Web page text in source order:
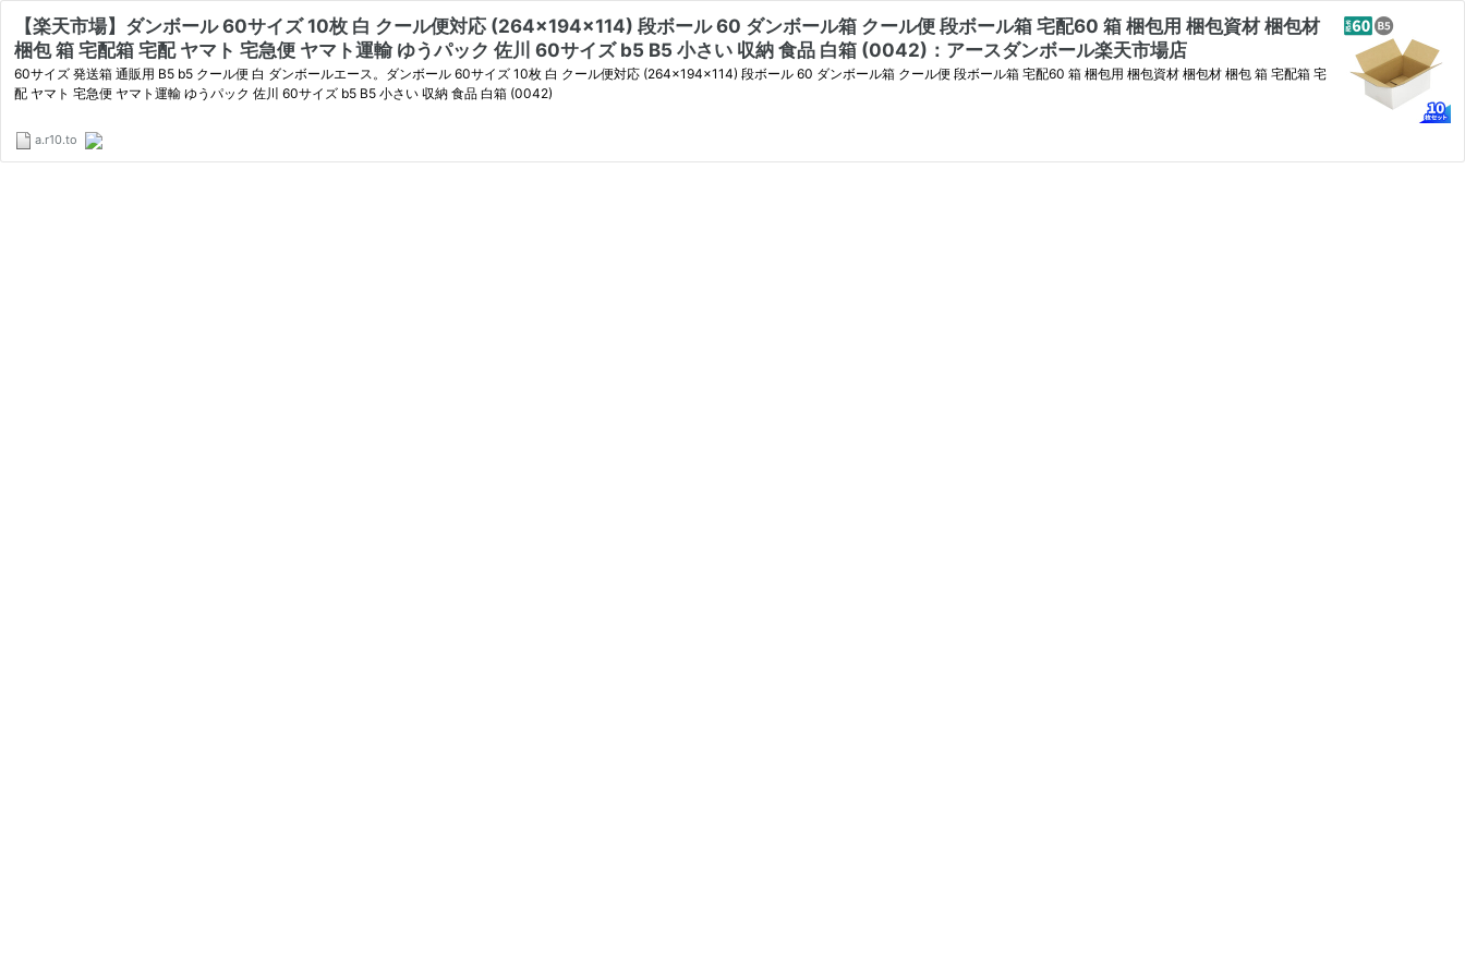
【楽天市場】ダンボール 60サイズ 10枚 白 クール便対応 (264×194×114) 段ボール 60 ダンボール箱 クール便 段ボール箱 宅配60 箱 梱包用 梱包資材 梱包材
梱包 箱 宅配箱 宅配 ヤマト 宅急便 ヤマト運輸 ゆうパック 佐川 60サイズ b5 B5 小さい 収納 食品 白箱 (0042)：アースダンボール楽天市場店
60サイズ 発送箱 通販用 B5 b5 クール便 白 ダンボールエース。ダンボール 60サイズ 10枚 白 クール便対応 (264×194×114) 段ボール 60 ダンボール箱 クール便 段ボール箱 宅配60 箱 梱包用 梱包資材 梱包材 梱包 箱 宅配箱 宅
配 ヤマト 宅急便 ヤマト運輸 ゆうパック 佐川 60サイズ b5 B5 小さい 収納 食品 白箱 (0042)
a.r10.to